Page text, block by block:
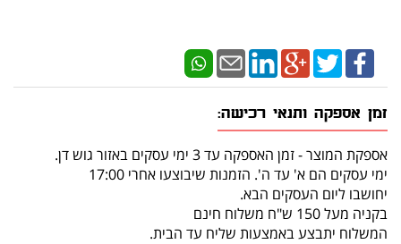
זמן אספקה ותנאי רכישה:
אספקת המוצר - זמן האספקה עד 3 ימי עסקים באזור גוש דן.
ימי עסקים הם א' עד ה'. הזמנות שיבוצעו אחרי 17:00
יחושבו ליום העסקים הבא.
בקניה מעל 150 ש"ח משלוח חינם
המשלוח יתבצע באמצעות שליח עד הבית.